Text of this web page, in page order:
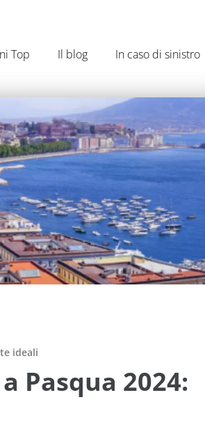
Top Il blog In caso di sinistro
ideali
Pasqua 2024: